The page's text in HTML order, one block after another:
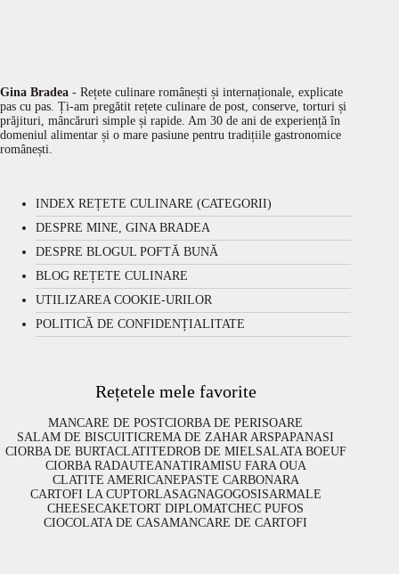
Gina Bradea - Rețete culinare românești și internaționale, explicate
pas cu pas. Ți-am pregătit rețete culinare de post, conserve, torturi și
prăjituri, mâncăruri simple și rapide. Am 30 de ani de experiență în
domeniul alimentar și o mare pasiune pentru tradițiile gastronomice
românești.
INDEX REȚETE CULINARE (CATEGORII)
DESPRE MINE, GINA BRADEA
DESPRE BLOGUL POFTĂ BUNĂ
BLOG REȚETE CULINARE
UTILIZAREA COOKIE-URILOR
POLITICĂ DE CONFIDENȚIALITATE
Rețetele mele favorite
MANCARE DE POSTCIORBA DE PERISOARE
SALAM DE BISCUITICREMA DE ZAHAR ARSPAPANASI
CIORBA DE BURTACLATITEDROB DE MIELSALATA BOEUF
CIORBA RADAUTEANATIRAMISU FARA OUA
CLATITE AMERICANEPASTE CARBONARA
CARTOFI LA CUPTORLASAGNAGOGOSISARMALE
CHEESECAKETORT DIPLOMATCHEC PUFOS
CIOCOLATA DE CASAMANCARE DE CARTOFI